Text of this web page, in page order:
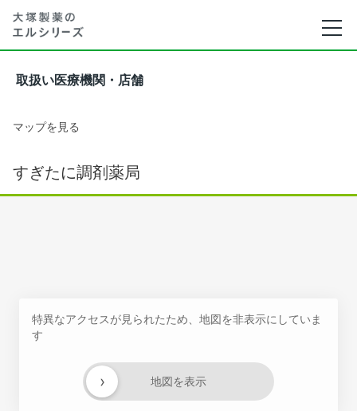
取扱い医療機関・店舗
マップを見る
すぎたに調剤薬局
特異なアクセスが見られたため、地図を非表示にしていま
す
地図を表示
›